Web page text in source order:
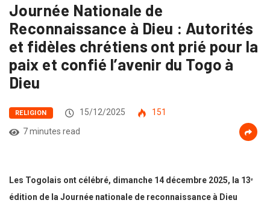
Journée Nationale de
Reconnaissance à Dieu : Autorités
et fidèles chrétiens ont prié pour la
paix et confié l’avenir du Togo à
Dieu
RELIGION 15/12/2025
151
7 minutes read
Les Togolais ont célébré, dimanche 14 décembre 2025, la 13ᵉ
édition de la Journée nationale de reconnaissance à Dieu